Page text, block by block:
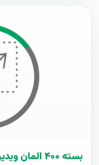
بسته ۴۰۰ المان ویدیویی شاپیکس موشن گرافیک